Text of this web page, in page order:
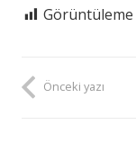
Görüntüleme
Önceki yazı